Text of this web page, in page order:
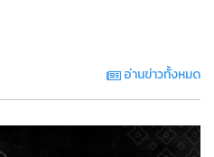
อ่านข่าวทั้งหมด